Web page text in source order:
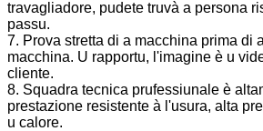
travagliadore, pudete truvà a persona
passu.
7. Prova stretta di a macchina prima di
macchina. U rapportu, l'imagine è u
cliente.
8. Squadra tecnica prufessiunale è
prestazione resistente à l'usura, alta
u calore.